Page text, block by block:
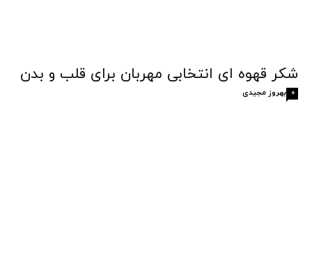
شکر قهوه‌ ای انتخابی مهربان برای قلب و بدن
بهروز مجیدی 0